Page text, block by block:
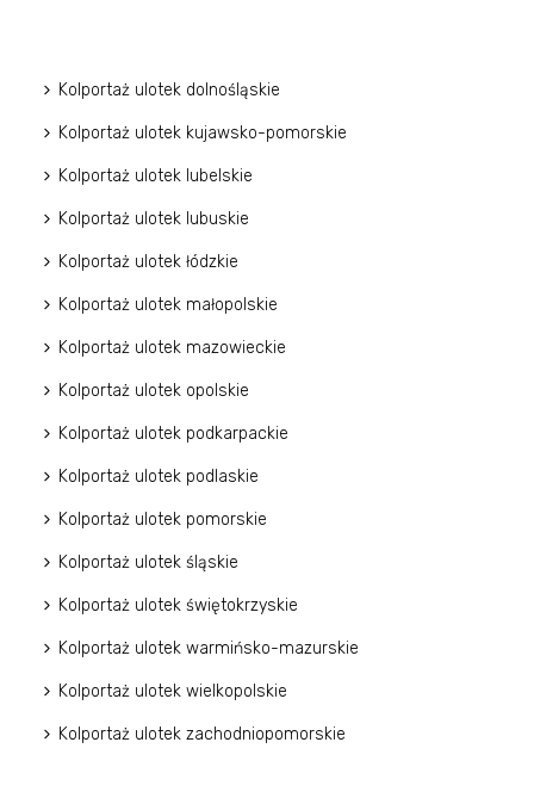
Kolportaż ulotek dolnośląskie
Kolportaż ulotek kujawsko-pomorskie
Kolportaż ulotek lubelskie
Kolportaż ulotek lubuskie
Kolportaż ulotek łódzkie
Kolportaż ulotek małopolskie
Kolportaż ulotek mazowieckie
Kolportaż ulotek opolskie
Kolportaż ulotek podkarpackie
Kolportaż ulotek podlaskie
Kolportaż ulotek pomorskie
Kolportaż ulotek śląskie
Kolportaż ulotek świętokrzyskie
Kolportaż ulotek warmińsko-mazurskie
Kolportaż ulotek wielkopolskie
Kolportaż ulotek zachodniopomorskie